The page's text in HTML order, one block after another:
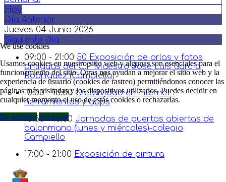
Hoy
Día Anterior
Jueves 04 Junio 2026
Siguiente Día
09:00 - 21:00 50 Exposición de orlas y fotos
antiguas del C.P Maestro José Luis García
Rodríguez (Campiello)
10:00 - 13:00 Creatividad en internet :
herramientas y apps
16:30 - 18:00 Jornadas de puertas abiertas de
balonmano (lunes y miércoles)-colegio
Campiello
17:00 - 21:00 Exposición de pintura
We use cookies
Usamos cookies en nuestro sitio web y algunas son esenciales para el
funcionamiento del sitio. Otras nos ayudan a mejorar el sitio web y la
experiencia de usuario (cookies de rastreo) permitiéndonos conocer las
páginas más visitadas y los dispositivos utilizados. Puedes decidir en
cualquier momento el uso de estás cookies o rechazarlas.
De acuerdo Rechazar